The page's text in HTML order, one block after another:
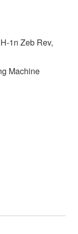
1n Zeb Rev,
Machine